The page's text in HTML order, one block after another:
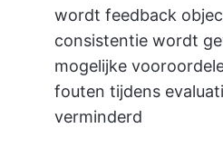
wordt feedback
consistentie wordt
mogelijke
fouten tijdens
verminderd